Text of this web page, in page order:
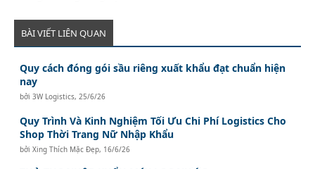
BÀI VIẾT LIÊN QUAN
Quy cách đóng gói sầu riêng xuất khẩu đạt chuẩn hiện
nay
bởi3W Logistics, 25/6/26
Quy Trình Và Kinh Nghiệm Tối Ưu Chi Phí Logistics Cho
Shop Thời Trang Nữ Nhập Khẩu
bởiXing Thích Mặc Đẹp, 16/6/26